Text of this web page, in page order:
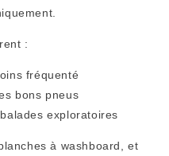
:
fréquenté
bons pneus
exploratoires
à washboard, et